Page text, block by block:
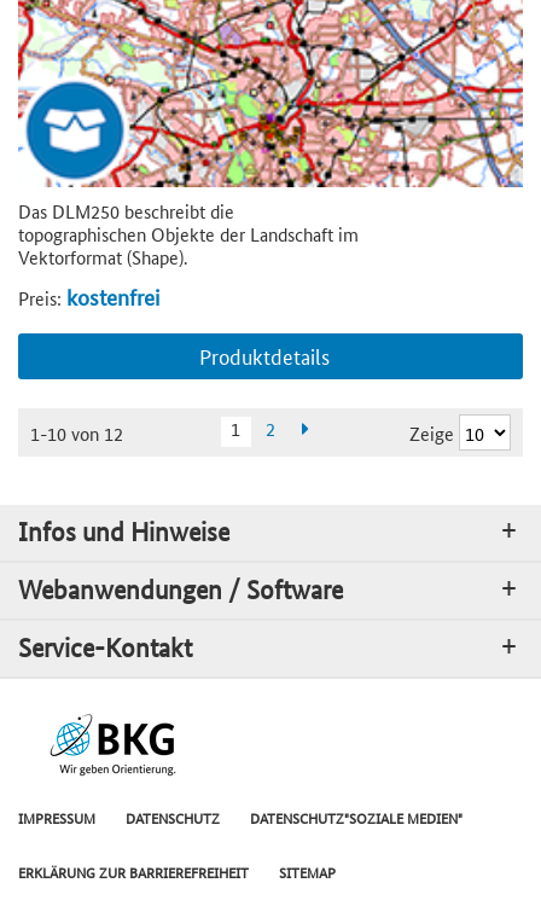
Das DLM250 beschreibt die
topographischen Objekte der Landschaft im
Vektorformat (Shape).
Preis: kostenfrei
Produktdetails
1-10 von 12 Zeige
1 2
Infos und Hinweise
Webanwendungen / Software
Service-Kontakt
IMPRESSUM DATENSCHUTZ DATENSCHUTZ"SOZIALE MEDIEN"
ERKLÄRUNG ZUR BARRIEREFREIHEIT
SITEMAP